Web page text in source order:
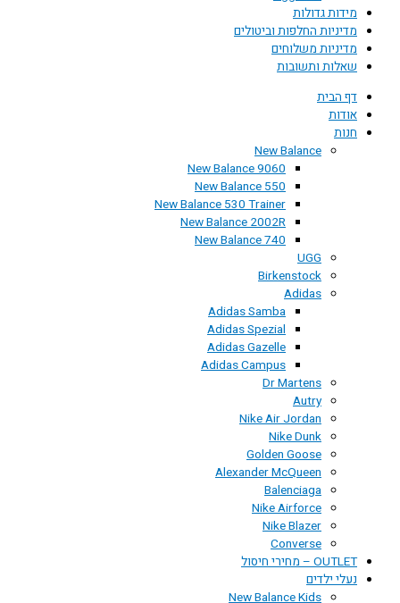
מידות גדולות
מדיניות החלפות וביטולים
מדיניות משלוחים
שאלות ותשובות
דף הבית
אודות
חנות
New Balance
New Balance 9060
New Balance 550
New Balance 530 Trainer
New Balance 2002R
New Balance 740
UGG
Birkenstock
Adidas
Adidas Samba
Adidas Spezial
Adidas Gazelle
Adidas Campus
Dr Martens
Autry
Nike Air Jordan
Nike Dunk
Golden Goose
Alexander McQueen
Balenciaga
Nike Airforce
Nike Blazer
Converse
OUTLET – מחירי חיסול
נעלי ילדים
New Balance Kids